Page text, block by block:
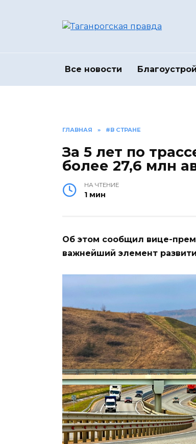
Все новости
ГЛАВНАЯ » #В СТРАНЕ
За 5 лет по
более 27,6 млн
НА ЧТЕНИЕ
1 мин
Об этом сообщил вице-
важнейший элемент